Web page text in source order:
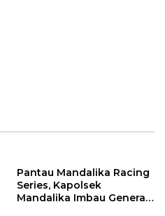
Pantau Mandalika Racing
Series, Kapolsek
Mandalika Imbau Generasi